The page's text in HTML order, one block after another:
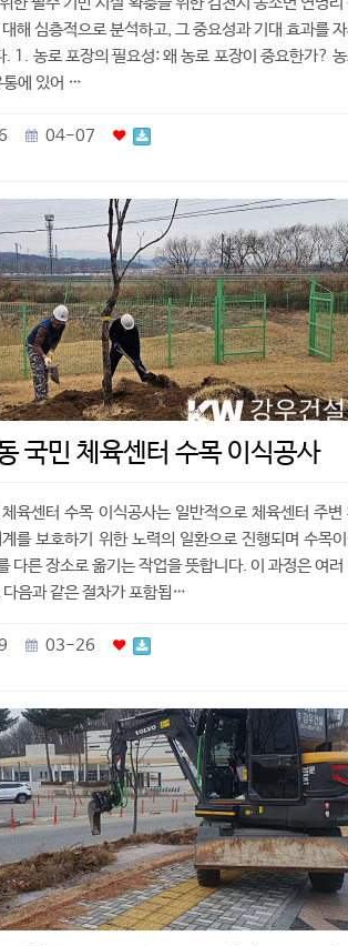
해 심층적으로 분석하고, 그 중요성과 기대 효과를
. 1. 농로 포장의 필요성: 왜 농로 포장이 중요한가?
통에 있어 …
04-07
국민 체육센터 수목 이식공사
육센터 수목 이식공사는 일반적으로 체육센터 주변
를 보호하기 위한 노력의 일환으로 진행되며 수목
다른 장소로 옮기는 작업을 뜻합니다. 이 과정은 여러
음과 같은 절차가 포함됩…
03-26